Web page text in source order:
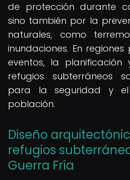
de protección durante
sino también por la
naturales, como
inundaciones. En
eventos, la planificación
refugios subterráneos
para la seguridad y
población.
Diseño
refugios
Guerra Fría